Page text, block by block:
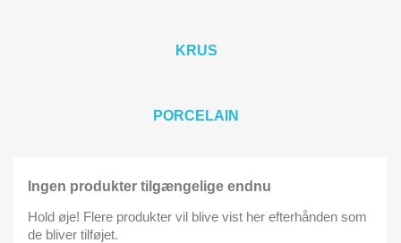
KRUS
PORCELAIN
Ingen produkter tilgængelige endnu
Hold øje! Flere produkter vil blive vist her efterhånden som
de bliver tilføjet.